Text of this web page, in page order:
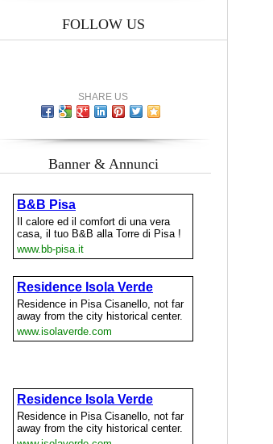
FOLLOW US
SHARE US
Banner & Annunci